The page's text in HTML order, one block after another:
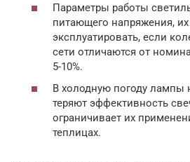
Параметры работы
питающего напряжения,
эксплуатировать, если
сети отличаются от
5-10%.
В холодную погоду лампы
теряют эффективность
ограничивает их
теплицах.